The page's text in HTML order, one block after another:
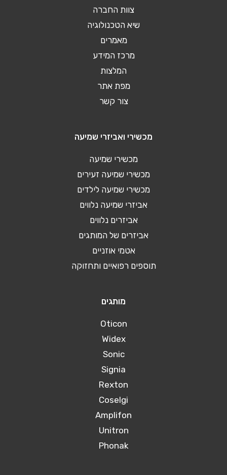
צוות החברה
שיא הטכנולוגיה
מאמרים
מרכז המידע
המלצות
מפת אתר
צור קשר
מכשירי ואביזרי שמיעה
מכשירי שמיעה
מכשירי שמיעה זעירים
מכשירי שמיעה לילדים
אביזרי שמיעה נלווים
אביזרים נלווים
אביזרים של המותגים
אטמי אוזניים
תוספים רפואיים ותחזוקה
מותגים
Oticon
Widex
Sonic
Signia
Rexton
Coselgi
Amplifon
Unitron
Phonak